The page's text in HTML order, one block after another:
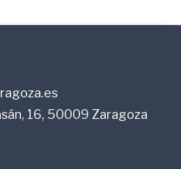
16, 50009 Zaragoza